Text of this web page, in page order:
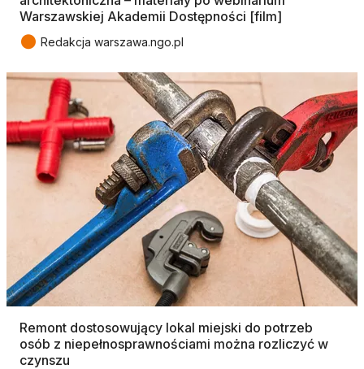
Warszawskiej Akademii Dostępności [film]
● Redakcja warszawa.ngo.pl
Remont dostosowujący lokal miejski do potrzeb
osób z niepełnosprawnościami można rozliczyć w
czynszu